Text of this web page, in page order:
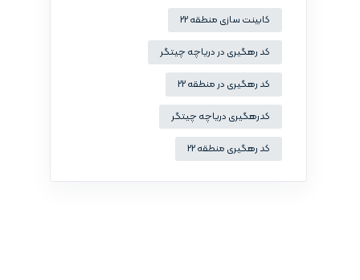
کابینت سازی منطقه 22
کد رهگیری در دریاچه چیتگر
کد رهگیری در منطقه 22
کدرهگیری دریاچه چیتگر
کد رهگیری منطقه 22